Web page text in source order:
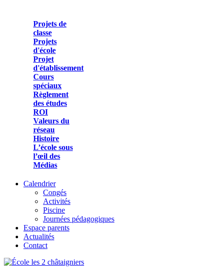
Projets de
classe
Projets
d'école
Projet
d'établissement
Cours
spéciaux
Règlement
des études
ROI
Valeurs du
réseau
Histoire
L’école sous
l’œil des
Médias
Calendrier
Congés
Activités
Piscine
Journées pédagogiques
Espace parents
Actualités
Contact